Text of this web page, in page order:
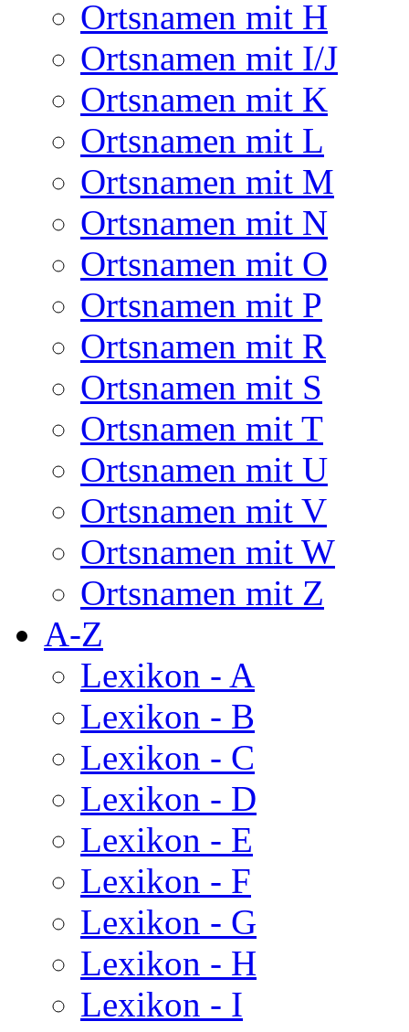
Ortsnamen mit H
Ortsnamen mit I/J
Ortsnamen mit K
Ortsnamen mit L
Ortsnamen mit M
Ortsnamen mit N
Ortsnamen mit O
Ortsnamen mit P
Ortsnamen mit R
Ortsnamen mit S
Ortsnamen mit T
Ortsnamen mit U
Ortsnamen mit V
Ortsnamen mit W
Ortsnamen mit Z
A-Z
Lexikon - A
Lexikon - B
Lexikon - C
Lexikon - D
Lexikon - E
Lexikon - F
Lexikon - G
Lexikon - H
Lexikon - I